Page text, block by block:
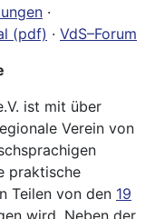
·
(pdf) · VdS–Forum
ist mit über
Verein von
praktische
Teilen von den 19
wird. Neben der